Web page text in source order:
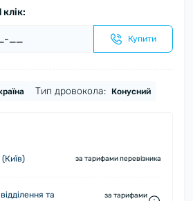
Купити
Тип дровокола: Конусний
(Київ) за тарифами перевізника
та
за тарифами